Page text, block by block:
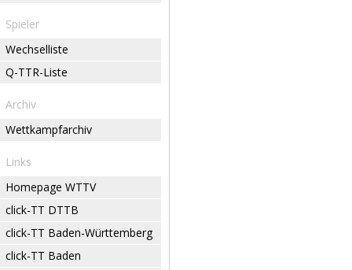
Spieler
Wechselliste
Q-TTR-Liste
Archiv
Wettkampfarchiv
Links
Homepage WTTV
click-TT DTTB
click-TT Baden-Württemberg
click-TT Baden